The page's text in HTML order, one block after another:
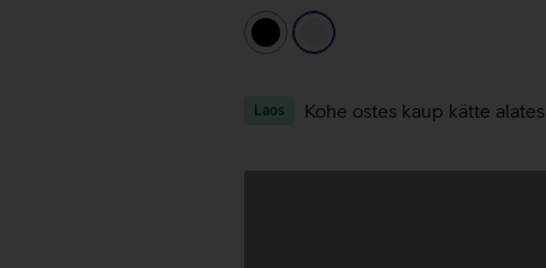
must
valge
Laos Kohe ostes kaup kätte alates